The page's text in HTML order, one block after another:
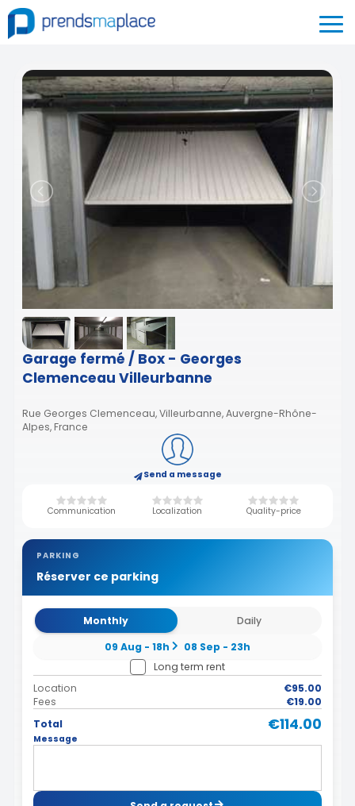
Garage fermé / Box - Georges
Clemenceau Villeurbanne
Rue Georges Clemenceau, Villeurbanne, Auvergne-Rhône-
Alpes, France
Send a message
Communication Localization Quality-price
PARKING
Réserver ce parking
Monthly
Daily
09 Aug - 18h
08 Sep - 23h
Long term rent
Location
€95.00
Fees
€19.00
Total
€114.00
Message